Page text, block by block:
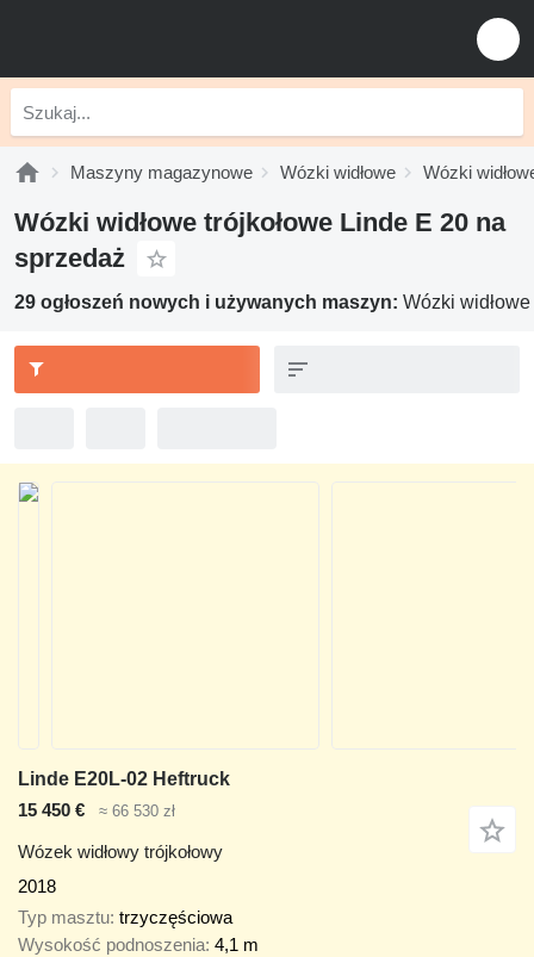
Maszyny magazynowe Wózki widłowe Wózki
Wózki widłowe trójkołowe Linde E 20 na
sprzedaż
29 ogłoszeń nowych i używanych maszyn: Wózki
Linde E20L-02 Heftruck
15 450 €
≈ 66 530 zł
Wózek widłowy trójkołowy
2018
Typ masztu trzyczęściowa
Wysokość podnoszenia 4,1 m